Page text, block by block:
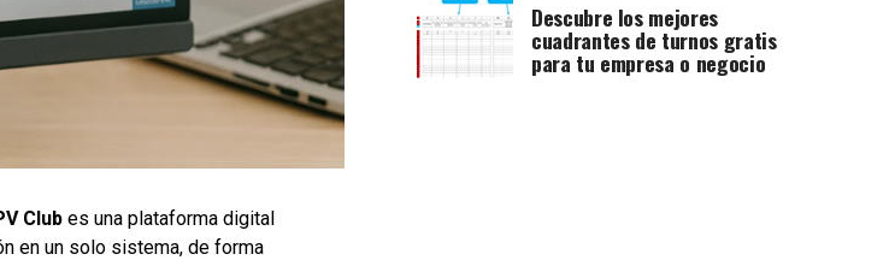
Club es una plataforma digital
en un solo sistema, de forma
Descubre los mejores
cuadrantes de turnos gratis
para tu empresa o negocio